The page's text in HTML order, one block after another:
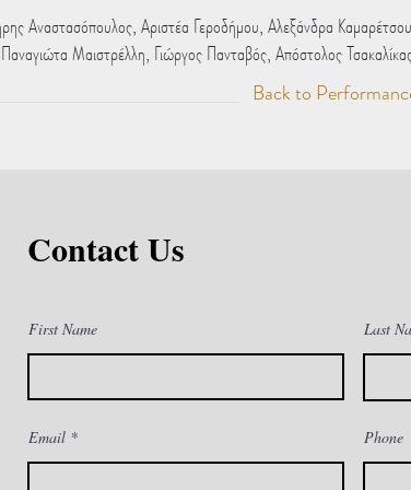
Αναστασόπουλος, Αριστέα Γεροδήμου, Αλεξάνδρα
Μαιστρέλλη, Γιώργος Πανταβός, Απόστολος
Back to
Contact Us
First Name Last
Email Phone